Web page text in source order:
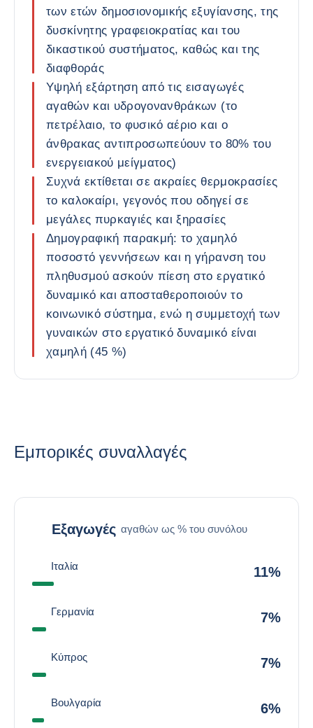
των ετών δημοσιονομικής εξυγίανσης, της
δυσκίνητης γραφειοκρατίας και του
δικαστικού συστήματος, καθώς και της
διαφθοράς
Υψηλή εξάρτηση από τις εισαγωγές
αγαθών και υδρογονανθράκων (το
πετρέλαιο, το φυσικό αέριο και ο
άνθρακας αντιπροσωπεύουν το 80% του
ενεργειακού μείγματος)
Συχνά εκτίθεται σε ακραίες θερμοκρασίες
το καλοκαίρι, γεγονός που οδηγεί σε
μεγάλες πυρκαγιές και ξηρασίες
Δημογραφική παρακμή: το χαμηλό
ποσοστό γεννήσεων και η γήρανση του
πληθυσμού ασκούν πίεση στο εργατικό
δυναμικό και αποσταθεροποιούν το
κοινωνικό σύστημα, ενώ η συμμετοχή των
γυναικών στο εργατικό δυναμικό είναι
χαμηλή (45 %)
Εμπορικές συναλλαγές
Εξαγωγές αγαθών ως % του συνόλου
Ιταλία 11%
Γερμανία 7%
Κύπρος 7%
Βουλγαρία 6%